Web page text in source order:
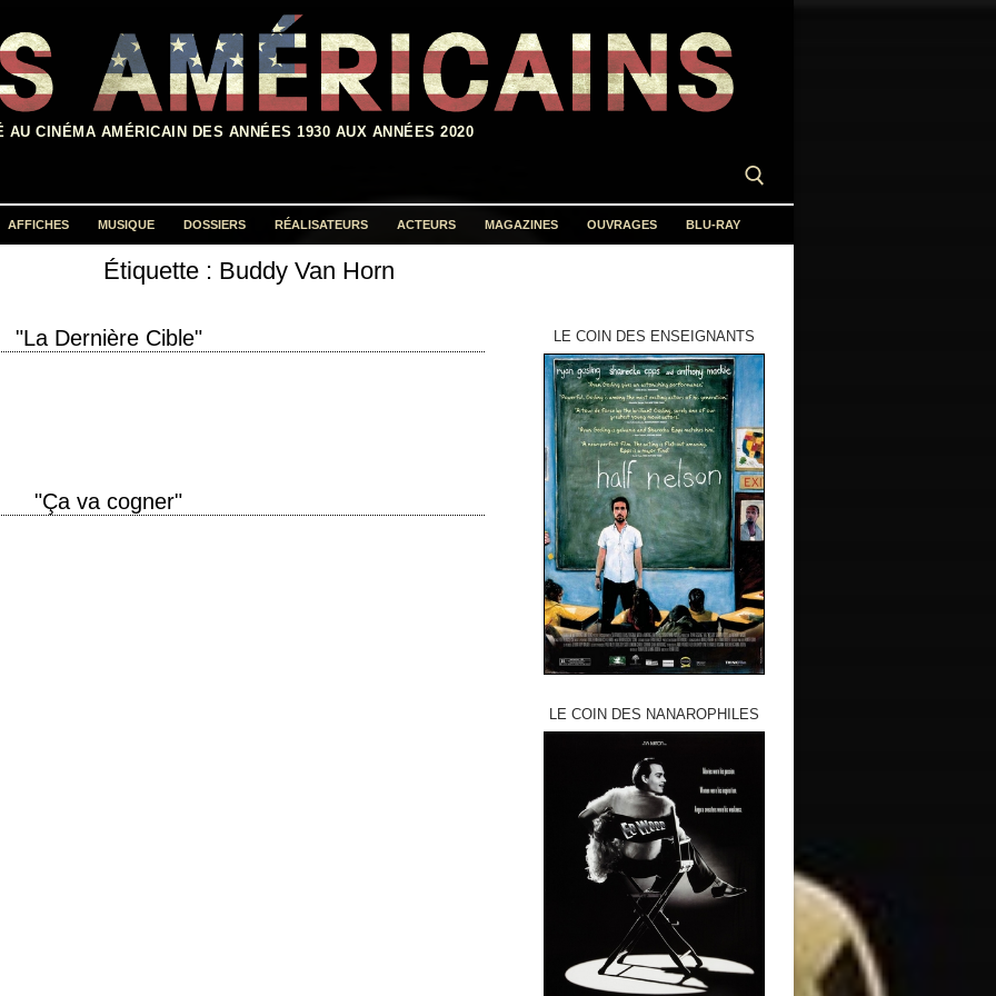
CINÉMA AMÉRICAIN DES ANNÉES 1930 AUX ANNÉES 2020
AFFICHES MUSIQUE DOSSIERS RÉALISATEURS ACTEURS MAGAZINES OUVRAGES BLU-RAY
Étiquette : Buddy Van Horn
"La Dernière Cible"
"Ça va cogner"
LE COIN DES ENSEIGNANTS
LE COIN DES NANAROPHILES